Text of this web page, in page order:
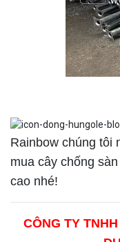
Rainbow chúng tôi
mua cây chống
cao nhé!
CÔNG TY